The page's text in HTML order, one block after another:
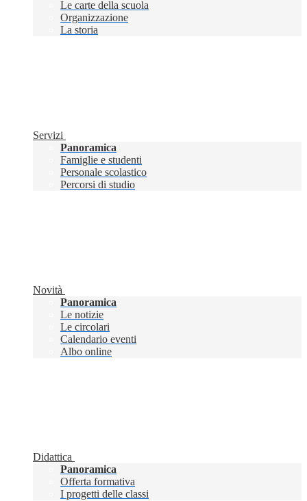
Le carte della scuola
Organizzazione
La storia
Servizi
Panoramica
Famiglie e studenti
Personale scolastico
Percorsi di studio
Novità
Panoramica
Le notizie
Le circolari
Calendario eventi
Albo online
Didattica
Panoramica
Offerta formativa
I progetti delle classi